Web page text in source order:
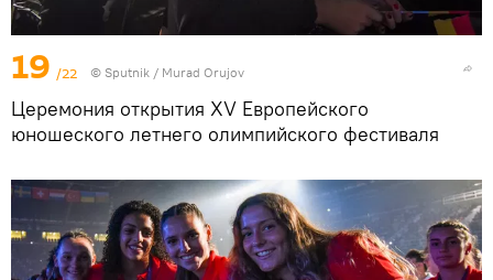
19 /22 © Sputnik / Murad Orujov
Церемония открытия XV Европейского
юношеского летнего олимпийского фестиваля